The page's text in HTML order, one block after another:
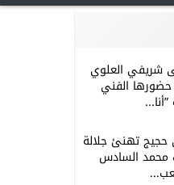
شريفي العلوي
الفني
”أنا...
تهنئ جلالة
محمد السادس